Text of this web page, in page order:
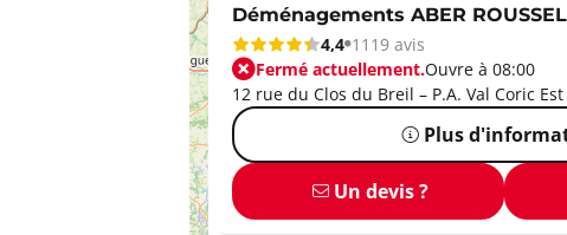
Déménagements ABER
4,4 1119 avis
Fermé actuellement.Ouvre à 08:00
12 rue du Clos du Breil – P.A. Val Coric
Plus
Un devis ?